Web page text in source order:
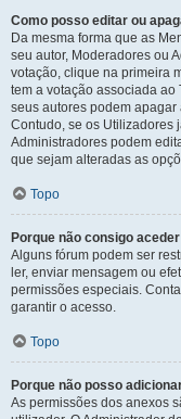
Como posso editar ou
Da mesma forma que as
seu autor, Moderadores ou
votação, clique na primeira
tem a votação associada
seus autores podem
Contudo, se os Utilizadores
Administradores podem
que sejam alteradas as
Topo
Porque não consigo
Alguns fórum podem ser
ler, enviar mensagem ou
permissões especiais.
garantir o acesso.
Topo
Porque não posso
As permissões dos anexos